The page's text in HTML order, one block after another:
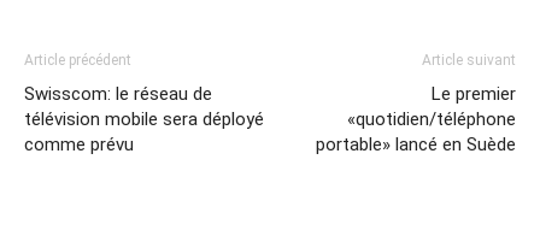
Article précédent
Swisscom: le réseau de
télévision mobile sera déployé
comme prévu
Article suivant
Le premier
«quotidien/téléphone
portable» lancé en Suède